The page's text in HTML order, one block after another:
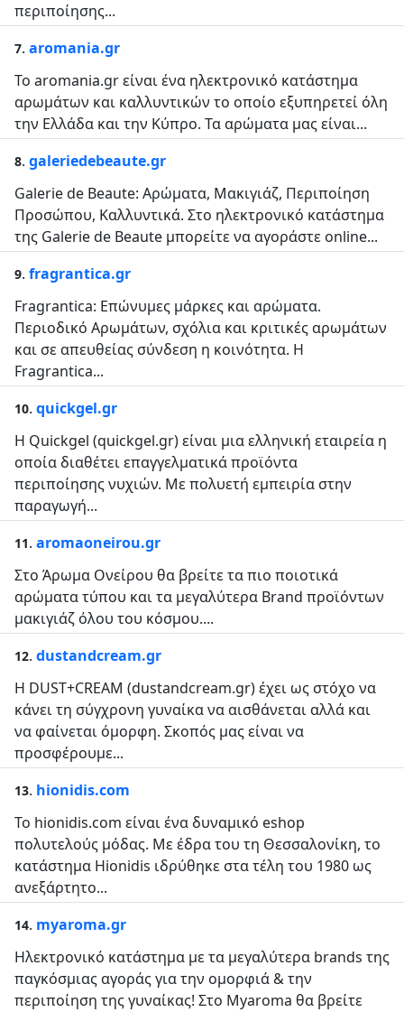
περιποίησης...
7. aromania.gr
Το aromania.gr είναι ένα ηλεκτρονικό κατάστημα
αρωμάτων και καλλυντικών το οποίο εξυπηρετεί όλη
την Ελλάδα και την Κύπρο. Τα αρώματα μας είναι...
8. galeriedebeaute.gr
Galerie de Beaute: Αρώματα, Μακιγιάζ, Περιποίηση
Προσώπου, Καλλυντικά. Στο ηλεκτρονικό κατάστημα
της Galerie de Beaute μπορείτε να αγοράστε online...
9. fragrantica.gr
Fragrantica: Επώνυμες μάρκες και αρώματα.
Περιοδικό Αρωμάτων, σχόλια και κριτικές αρωμάτων
και σε απευθείας σύνδεση η κοινότητα. Η
Fragrantica...
10. quickgel.gr
H Quickgel (quickgel.gr) είναι μια ελληνική εταιρεία η
οποία διαθέτει επαγγελματικά προϊόντα
περιποίησης νυχιών. Με πολυετή εμπειρία στην
παραγωγή...
11. aromaoneirou.gr
Στο Άρωμα Ονείρου θα βρείτε τα πιο ποιοτικά
αρώματα τύπου και τα μεγαλύτερα Brand προϊόντων
μακιγιάζ όλου του κόσμου....
12. dustandcream.gr
Η DUST+CREAM (dustandcream.gr) έχει ως στόχο να
κάνει τη σύγχρονη γυναίκα να αισθάνεται αλλά και
να φαίνεται όμορφη. Σκοπός μας είναι να
προσφέρουμε...
13. hionidis.com
Το hionidis.com είναι ένα δυναμικό eshop
πολυτελούς μόδας. Με έδρα του τη Θεσσαλονίκη, το
κατάστημα Hionidis ιδρύθηκε στα τέλη του 1980 ως
ανεξάρτητο...
14. myaroma.gr
Ηλεκτρονικό κατάστημα με τα μεγαλύτερα brands της
παγκόσμιας αγοράς για την ομορφιά & την
περιποίηση της γυναίκας! Στο Myaroma θα βρείτε